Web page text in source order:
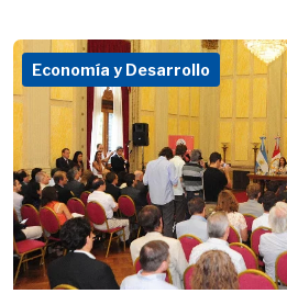
Economía y Desarrollo